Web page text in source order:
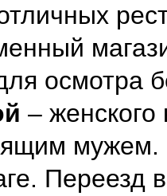
осмотра
–
мужем.
Переезд